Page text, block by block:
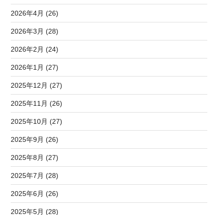
2026年4月 (26)
2026年3月 (28)
2026年2月 (24)
2026年1月 (27)
2025年12月 (27)
2025年11月 (26)
2025年10月 (27)
2025年9月 (26)
2025年8月 (27)
2025年7月 (28)
2025年6月 (26)
2025年5月 (28)